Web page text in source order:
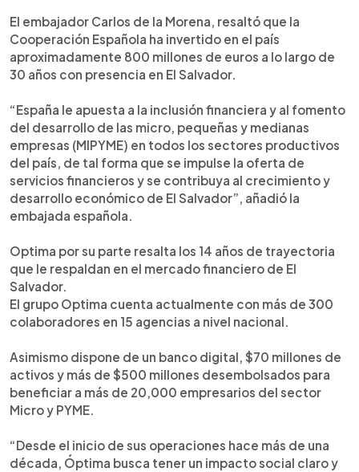
El embajador Carlos de la Morena, resaltó que la
Cooperación Española ha invertido en el país
aproximadamente 800 millones de euros a lo largo de
30 años con presencia en El Salvador.
“España le apuesta a la inclusión financiera y al fomento
del desarrollo de las micro, pequeñas y medianas
empresas (MIPYME) en todos los sectores productivos
del país, de tal forma que se impulse la oferta de
servicios financieros y se contribuya al crecimiento y
desarrollo económico de El Salvador”, añadió la
embajada española.
Optima por su parte resalta los 14 años de trayectoria
que le respaldan en el mercado financiero de El
Salvador.
El grupo Optima cuenta actualmente con más de 300
colaboradores en 15 agencias a nivel nacional.
Asimismo dispone de un banco digital, $70 millones de
activos y más de $500 millones desembolsados para
beneficiar a más de 20,000 empresarios del sector
Micro y PYME.
“Desde el inicio de sus operaciones hace más de una
década, Óptima busca tener un impacto social claro y